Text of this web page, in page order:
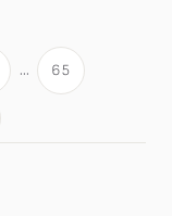
... 65